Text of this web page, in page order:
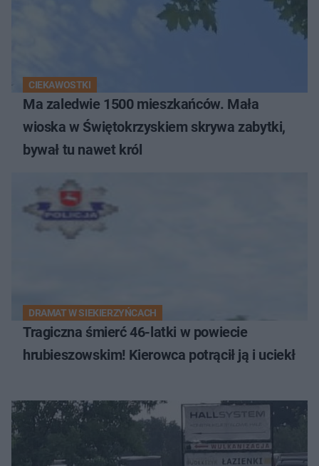
CIEKAWOSTKI
Ma zaledwie 1500 mieszkańców. Mała
wioska w Świętokrzyskiem skrywa zabytki,
bywał tu nawet król
DRAMAT W SIEKIERZYŃCACH
Tragiczna śmierć 46-latki w powiecie
hrubieszowskim! Kierowca potrącił ją i uciekł